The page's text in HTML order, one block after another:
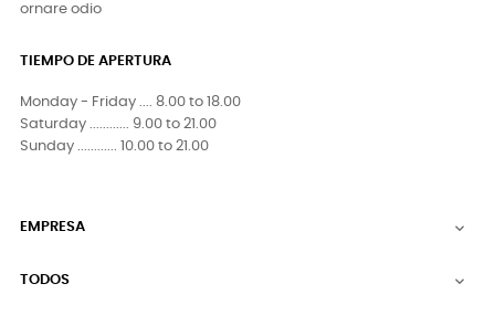
ornare odio
TIEMPO DE APERTURA
Monday - Friday .... 8.00 to 18.00
Saturday ............ 9.00 to 21.00
Sunday ............ 10.00 to 21.00
EMPRESA 
TODOS 